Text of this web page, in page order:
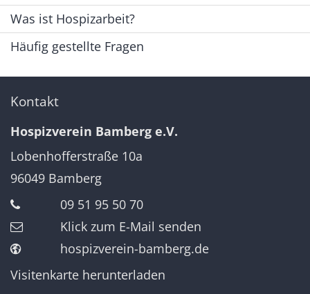
Was ist Hospizarbeit?
Häufig gestellte Fragen
Kontakt
Hospizverein Bamberg e.V.
Lobenhofferstraße 10a
96049 Bamberg
09 51 95 50 70
Klick zum E-Mail senden
hospizverein-bamberg.de
Visitenkarte herunterladen